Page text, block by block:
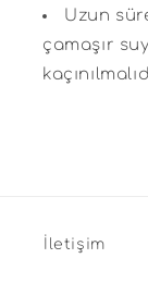
Uzun
çamaşır
İletişim